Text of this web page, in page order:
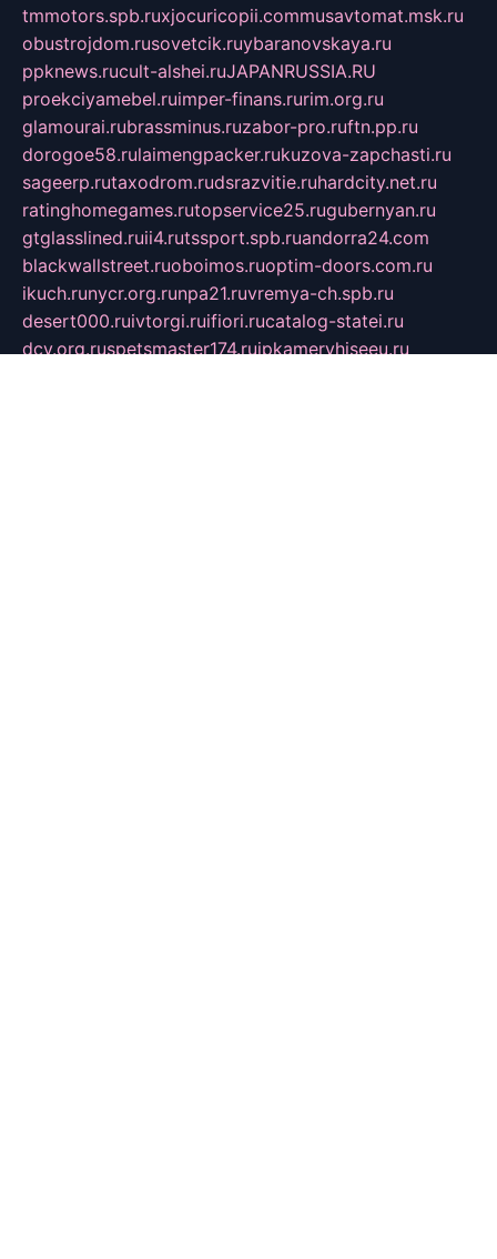
tmmotors.spb.ruxjocuricopii.commusavtomat.msk.ru
obustrojdom.rusovetcik.ruybaranovskaya.ru
ppknews.rucult-alshei.ruJAPANRUSSIA.RU
proekciyamebel.ruimper-finans.rurim.org.ru
glamourai.rubrassminus.ruzabor-pro.ruftn.pp.ru
dorogoe58.rulaimengpacker.rukuzova-zapchasti.ru
sageerp.rutaxodrom.rudsrazvitie.ruhardcity.net.ru
ratinghomegames.rutopservice25.rugubernyan.ru
gtglasslined.ruii4.rutssport.spb.ruandorra24.com
blackwallstreet.ruoboimos.ruoptim-doors.com.ru
ikuch.runycr.org.runpa21.ruvremya-ch.spb.ru
desert000.ruivtorgi.ruifiori.rucatalog-statei.ru
dcv.org.ruspetsmaster174.ruipkameryhiseeu.ru